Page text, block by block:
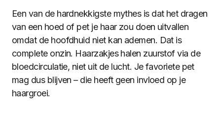
Een van de hardnekkigste mythes is dat het dragen
van een hoed of pet je haar zou doen uitvallen
omdat de hoofdhuid niet kan ademen. Dat is
complete onzin. Haarzakjes halen zuurstof via de
bloedcirculatie, niet uit de lucht. Je favoriete pet
mag dus blijven – die heeft geen invloed op je
haargroei.